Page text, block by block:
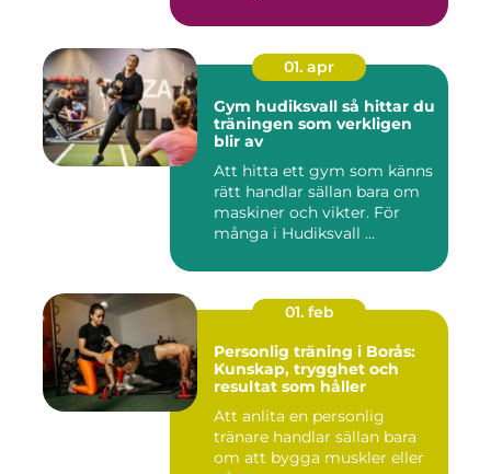
01. apr
Gym hudiksvall så hittar du
träningen som verkligen
blir av
Att hitta ett gym som känns
rätt handlar sällan bara om
maskiner och vikter. För
många i Hudiksvall ...
01. feb
Personlig träning i Borås:
Kunskap, trygghet och
resultat som håller
Att anlita en personlig
tränare handlar sällan bara
om att bygga muskler eller